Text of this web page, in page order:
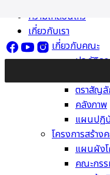
Skip
content
ความเคลื่อนไหว
เกี่ยวกับเรา
เกี่ยวกับคณะ
ประวัติค
ตราสัญ
คลังภาพ
แผนปฏิ
โครงการสร้าง
แผนผังโ
คณะกรร